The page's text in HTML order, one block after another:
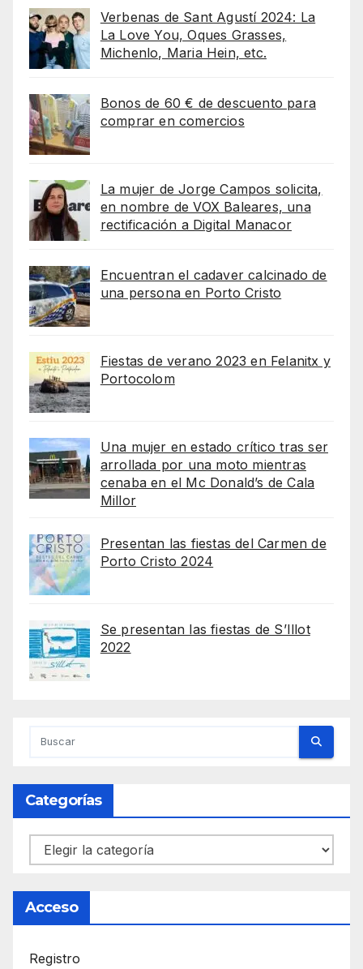
Verbenas de Sant Agustí 2024: La
La Love You, Oques Grasses,
Michenlo, Maria Hein, etc.
Bonos de 60 € de descuento para
comprar en comercios
La mujer de Jorge Campos solicita,
en nombre de VOX Baleares, una
rectificación a Digital Manacor
Encuentran el cadaver calcinado de
una persona en Porto Cristo
Fiestas de verano 2023 en Felanitx y
Portocolom
Una mujer en estado crítico tras ser
arrollada por una moto mientras
cenaba en el Mc Donald’s de Cala
Millor
Presentan las fiestas del Carmen de
Porto Cristo 2024
Se presentan las fiestas de S’Illot
2022
Categorías
Categorías
Acceso
Registro